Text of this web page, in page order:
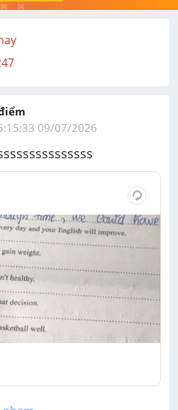
09/07/2026